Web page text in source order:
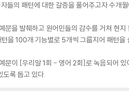
자들의 패턴에 대한 갈증을 풀어주고자 수
문을 발췌하고 원어민들의 감수를 거쳐 현
턴을 100개 기능별로 5개씩 그룹지어 패턴
문이 [우리말 1회 - 영어 2회]로 녹음되어
도록 돕고 있다.